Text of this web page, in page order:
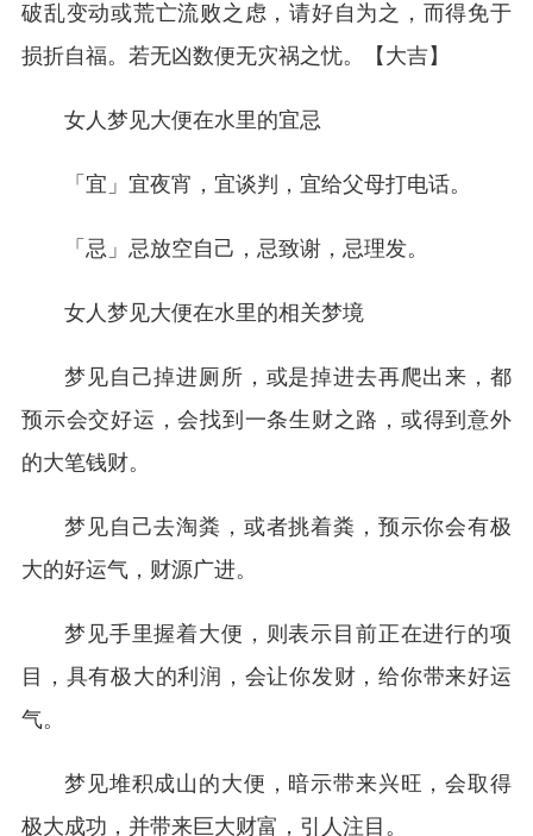
破乱变动或荒亡流败之虑，请好自为之，而得免于
损折自福。若无凶数便无灾祸之忧。【大吉】
女人梦见大便在水里的宜忌
「宜」宜夜宵，宜谈判，宜给父母打电话。
「忌」忌放空自己，忌致谢，忌理发。
女人梦见大便在水里的相关梦境
梦见自己掉进厕所，或是掉进去再爬出来，都
预示会交好运，会找到一条生财之路，或得到意外
的大笔钱财。
梦见自己去淘粪，或者挑着粪，预示你会有极
大的好运气，财源广进。
梦见手里握着大便，则表示目前正在进行的项
目，具有极大的利润，会让你发财，给你带来好运
气。
梦见堆积成山的大便，暗示带来兴旺，会取得
极大成功，并带来巨大财富，引人注目。